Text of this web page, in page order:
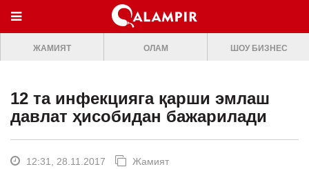
МЕНЮ
ONLINE TV
ЖАМИЯТ
ШОУ-БИЗНЕС
ЖАМИЯТ ОЛАМ ШОУ БИЗНЕС
12 та инфекцияга қарши эмлаш
давлат ҳисобидан бажарилади
12:31, 28.11.2017
Жамият